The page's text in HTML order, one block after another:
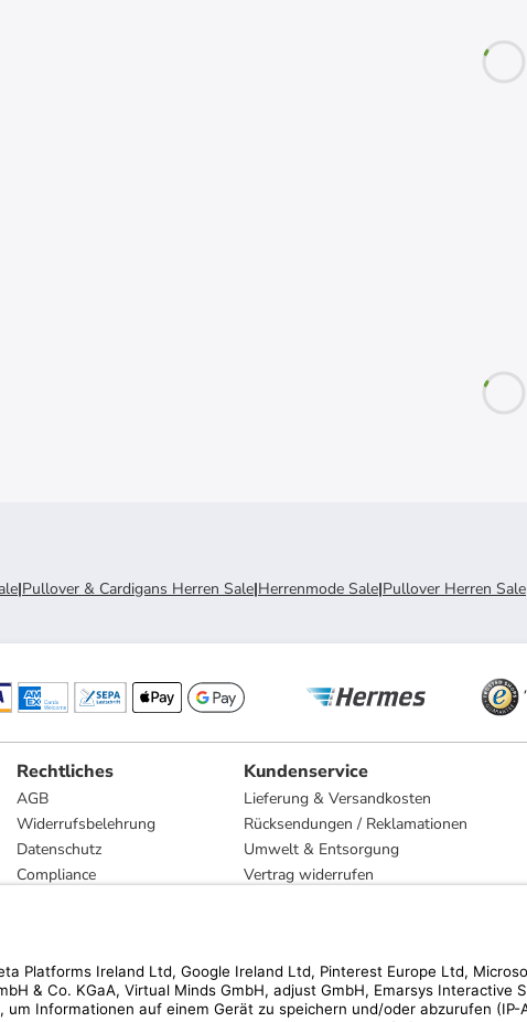
|Pullover & Cardigans Herren Sale|Herrenmode Sale|Pullover Herren Sale
Rechtliches
AGB
Widerrufsbelehrung
Datenschutz
Compliance
Kundenservice
Lieferung & Versandkosten
Rücksendungen / Reklamationen
Umwelt & Entsorgung
Vertrag widerrufen